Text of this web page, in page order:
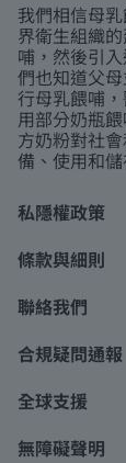
我們相信母
界衛生組織
哺，然後引
們也知道父
行母乳餵哺
用部分奶瓶
方奶粉對社
備、使用和
私隱權政策
條款與細則
聯絡我們
合規疑問通報
全球支援
無障礙聲明